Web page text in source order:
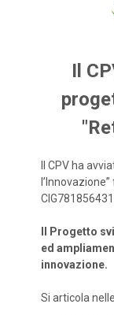
Il
Il CPV ha
Il Progetto
ed
innovazione.
Si articola